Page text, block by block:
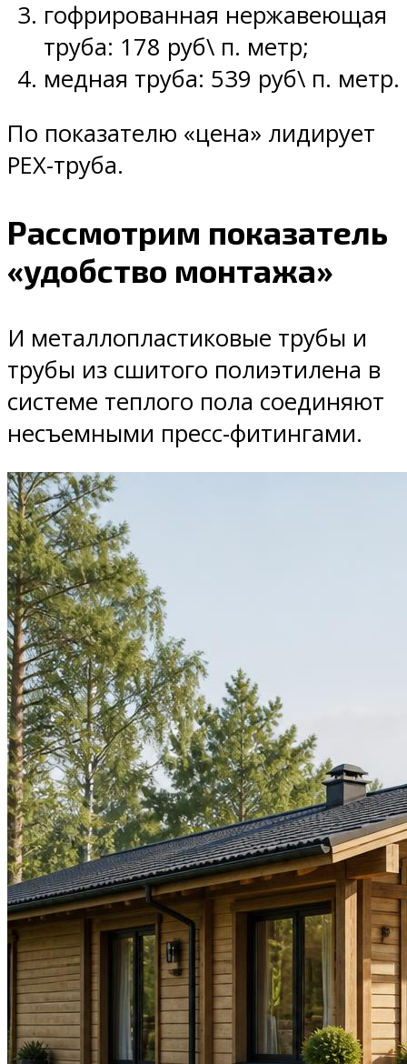
гофрированная нержавеющая
труба: 178 руб\ п. метр;
медная труба: 539 руб\ п. метр.
По показателю «цена» лидирует
PEX-труба.
Рассмотрим показатель
«удобство монтажа»
И металлопластиковые трубы и
трубы из сшитого полиэтилена в
системе теплого пола соединяют
несъемными пресс-фитингами.